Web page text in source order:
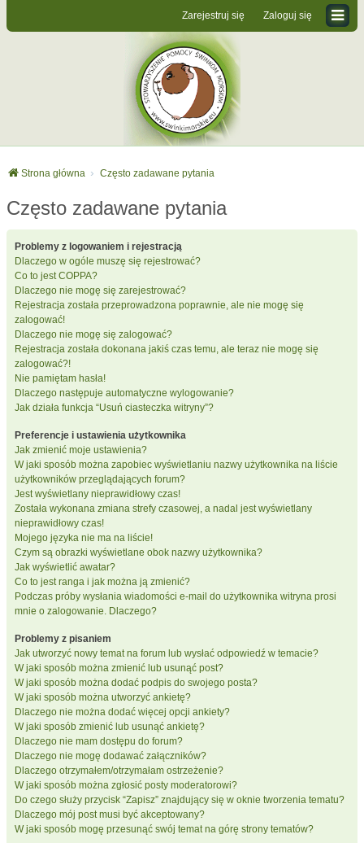
Zaloguj się
Zarejestruj się
Strona główna Często zadawane pytania
Często zadawane pytania
Problemy z logowaniem i rejestracją
Dlaczego w ogóle muszę się rejestrować?
Co to jest COPPA?
Dlaczego nie mogę się zarejestrować?
Rejestracja została przeprowadzona poprawnie, ale nie mogę się
zalogować!
Dlaczego nie mogę się zalogować?
Rejestracja została dokonana jakiś czas temu, ale teraz nie mogę się
zalogować?!
Nie pamiętam hasła!
Dlaczego następuje automatyczne wylogowanie?
Jak działa funkcja “Usuń ciasteczka witryny”?
Preferencje i ustawienia użytkownika
Jak zmienić moje ustawienia?
W jaki sposób można zapobiec wyświetlaniu nazwy użytkownika na liście
użytkowników przeglądających forum?
Jest wyświetlany nieprawidłowy czas!
Została wykonana zmiana strefy czasowej, a nadal jest wyświetlany
nieprawidłowy czas!
Mojego języka nie ma na liście!
Czym są obrazki wyświetlane obok nazwy użytkownika?
Jak wyświetlić awatar?
Co to jest ranga i jak można ją zmienić?
Podczas próby wysłania wiadomości e-mail do użytkownika witryna prosi
mnie o zalogowanie. Dlaczego?
Problemy z pisaniem
Jak utworzyć nowy temat na forum lub wysłać odpowiedź w temacie?
W jaki sposób można zmienić lub usunąć post?
W jaki sposób można dodać podpis do swojego posta?
W jaki sposób można utworzyć ankietę?
Dlaczego nie można dodać więcej opcji ankiety?
W jaki sposób zmienić lub usunąć ankietę?
Dlaczego nie mam dostępu do forum?
Dlaczego nie mogę dodawać załączników?
Dlaczego otrzymałem/otrzymałam ostrzeżenie?
W jaki sposób można zgłosić posty moderatorowi?
Do czego służy przycisk “Zapisz” znajdujący się w oknie tworzenia tematu?
Dlaczego mój post musi być akceptowany?
W jaki sposób mogę przesunąć swój temat na górę strony tematów?